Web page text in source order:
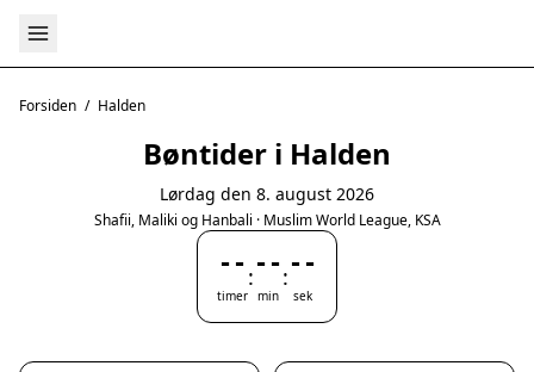
Forsiden / Halden
Bøntider i Halden
Lørdag den 8. august 2026
Shafii, Maliki og Hanbali · Muslim World League, KSA
--
timer
:--
min
:--
sek